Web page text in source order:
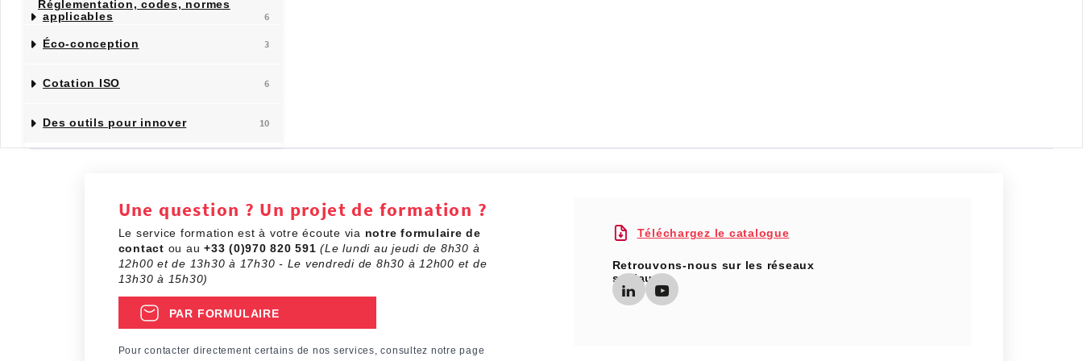
Réglementation, codes, normes
applicables
6
Éco-conception 3
Cotation ISO 6
Des outils pour innover 10
Une question ? Un projet de formation ?
Le service formation est à votre écoute via notre formulaire de
contact ou au +33 (0)970 820 591 (Le lundi au jeudi de 8h30 à
12h00 et de 13h30 à 17h30 - Le vendredi de 8h30 à 12h00 et de
13h30 à 15h30)
PAR FORMULAIRE
Pour contacter directement certains de nos services, consultez notre page
Téléchargez le catalogue
Retrouvons-nous sur les réseaux
sociaux